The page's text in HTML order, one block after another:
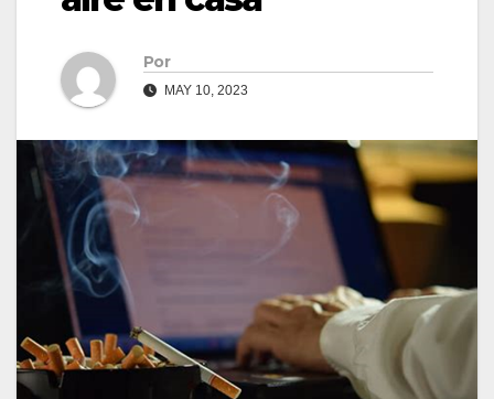
Por
MAY 10, 2023